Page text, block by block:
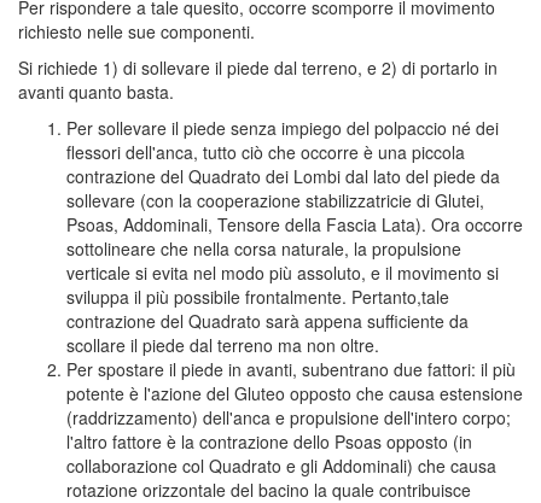
Per rispondere a tale quesito, occorre scomporre il movimento
richiesto nelle sue componenti.
Si richiede 1) di sollevare il piede dal terreno, e 2) di portarlo in
avanti quanto basta.
Per sollevare il piede senza impiego del polpaccio né dei
flessori dell'anca, tutto ciò che occorre è una piccola
contrazione del Quadrato dei Lombi dal lato del piede da
sollevare (con la cooperazione stabilizzatricie di Glutei,
Psoas, Addominali, Tensore della Fascia Lata). Ora occorre
sottolineare che nella corsa naturale, la propulsione
verticale si evita nel modo più assoluto, e il movimento si
sviluppa il più possibile frontalmente. Pertanto,tale
contrazione del Quadrato sarà appena sufficiente da
scollare il piede dal terreno ma non oltre.
Per spostare il piede in avanti, subentrano due fattori: il più
potente è l'azione del Gluteo opposto che causa estensione
(raddrizzamento) dell'anca e propulsione dell'intero corpo;
l'altro fattore è la contrazione dello Psoas opposto (in
collaborazione col Quadrato e gli Addominali) che causa
rotazione orizzontale del bacino la quale contribuisce